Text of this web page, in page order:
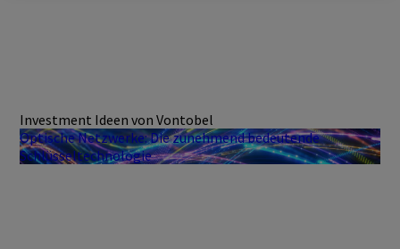
Investment Ideen von Vontobel
Optische Netzwerke: Die zunehmend bedeutende
Schlüsseltechnologie